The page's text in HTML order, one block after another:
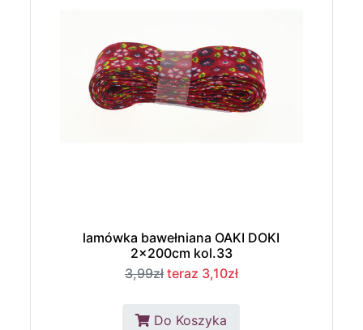
lamówka bawełniana OAKI DOKI
2x200cm kol.33
3,99zł teraz 3,10zł
Do Koszyka